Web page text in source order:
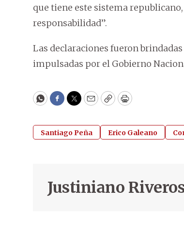
que tiene este sistema
responsabilidad”.
Las declaraciones fueron
impulsadas por el Gobierno
WhatsApp
Facebook
Twitter
EmailCopyPrint
Santiago Peña Erico Galeano
Justiniano